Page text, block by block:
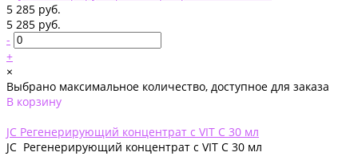
5 285 руб.
5 285 руб.
-
+
×
Выбрано максимальное количество, доступное для заказа
В корзину
JC Регенерирующий концентрат с VIT C 30 мл
JC Регенерирующий концентрат с VIT C 30 мл